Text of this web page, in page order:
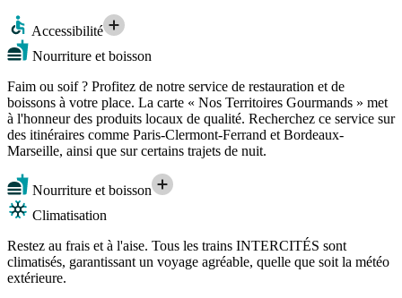
Accessibilité
Nourriture et boisson
Faim ou soif ? Profitez de notre service de restauration et de
boissons à votre place. La carte « Nos Territoires Gourmands » met
à l'honneur des produits locaux de qualité. Recherchez ce service sur
des itinéraires comme Paris-Clermont-Ferrand et Bordeaux-
Marseille, ainsi que sur certains trajets de nuit.
Nourriture et boisson
Climatisation
Restez au frais et à l'aise. Tous les trains INTERCITÉS sont
climatisés, garantissant un voyage agréable, quelle que soit la météo
extérieure.